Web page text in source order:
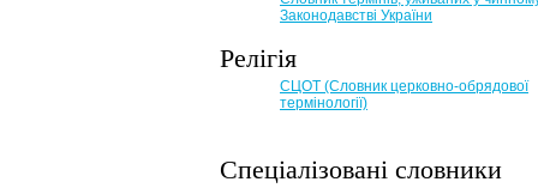
Законодавстві України
Релігія
СЦОТ (Словник церковно-обрядової
термінології)
Спеціалізовані словники